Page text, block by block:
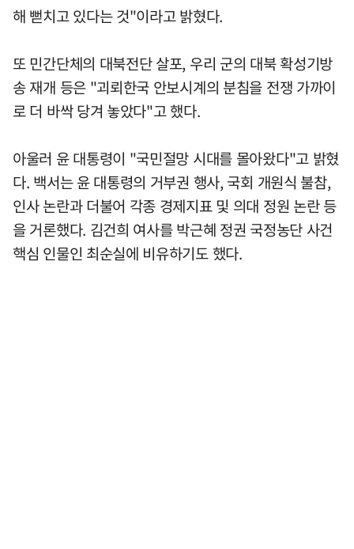
해 뻗치고 있다는 것"이라고 밝혔다.
또 민간단체의 대북전단 살포, 우리 군의 대북 확성기방
송 재개 등은 "괴뢰한국 안보시계의 분침을 전쟁 가까이
로 더 바싹 당겨 놓았다"고 했다.
아울러 윤 대통령이 "국민절망 시대를 몰아왔다"고 밝혔
다. 백서는 윤 대통령의 거부권 행사, 국회 개원식 불참,
인사 논란과 더불어 각종 경제지표 및 의대 정원 논란 등
을 거론했다. 김건희 여사를 박근혜 정권 국정농단 사건
핵심 인물인 최순실에 비유하기도 했다.